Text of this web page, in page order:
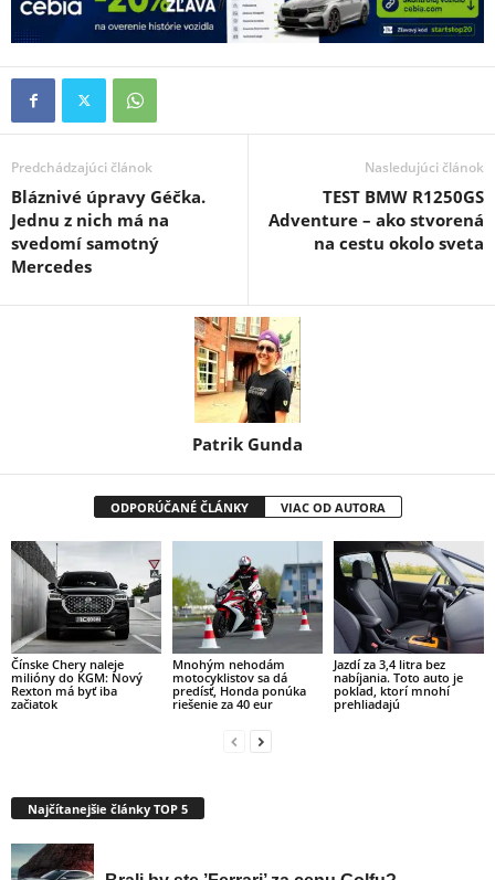
Predchádzajúci článok
Bláznivé úpravy Géčka.
Jednu z nich má na
svedomí samotný
Mercedes
Nasledujúci článok
TEST BMW R1250GS
Adventure – ako stvorená
na cestu okolo sveta
Patrik Gunda
ODPORÚČANÉ ČLÁNKY VIAC OD AUTORA
Čínske Chery naleje
milióny do KGM: Nový
Rexton má byť iba
začiatok
Mnohým nehodám
motocyklistov sa dá
predísť, Honda ponúka
riešenie za 40 eur
Jazdí za 3,4 litra bez
nabíjania. Toto auto je
poklad, ktorí mnohí
prehliadajú
Najčítanejšie články TOP 5